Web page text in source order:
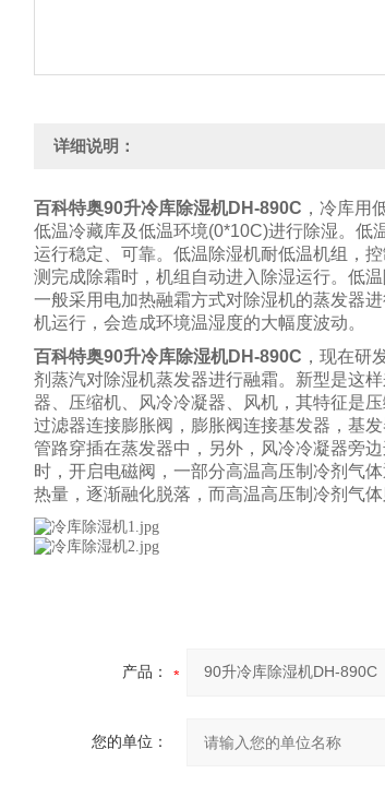
详细说明：
百科特奥90升冷库除湿机DH-890C ，冷库用
低温冷藏库及低温环境(0*10C)进行除湿。低
运行稳定、可靠。低温除湿机耐低温机组，
测完成除霜时，机组自动进入除湿运行。低
一般采用电加热融霜方式对除湿机的蒸发器
机运行，会造成环境温湿度的大幅度波动。
百科特奥90升冷库除湿机DH-890C ，现在研
剂蒸汽对除湿机蒸发器进行融霜。新型是这
器、压缩机、风冷冷凝器、风机，其特征是
过滤器连接膨胀阀，膨胀阀连接基发器，基
管路穿插在蒸发器中，另外，风冷冷凝器旁
时，开启电磁阀，一部分高温高压制冷剂气
热量，逐渐融化脱落，而高温高压制冷剂气
产品：
您的单位：